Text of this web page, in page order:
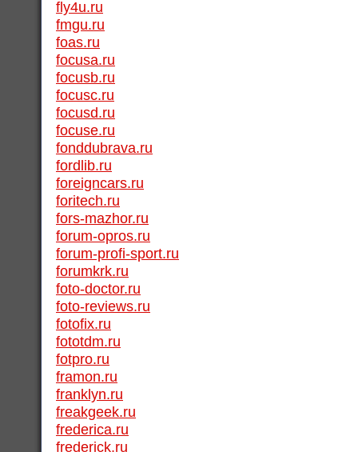
fly4u.ru
fmgu.ru
foas.ru
focusa.ru
focusb.ru
focusc.ru
focusd.ru
focuse.ru
fonddubrava.ru
fordlib.ru
foreigncars.ru
foritech.ru
fors-mazhor.ru
forum-opros.ru
forum-profi-sport.ru
forumkrk.ru
foto-doctor.ru
foto-reviews.ru
fotofix.ru
fototdm.ru
fotpro.ru
framon.ru
franklyn.ru
freakgeek.ru
frederica.ru
frederick.ru